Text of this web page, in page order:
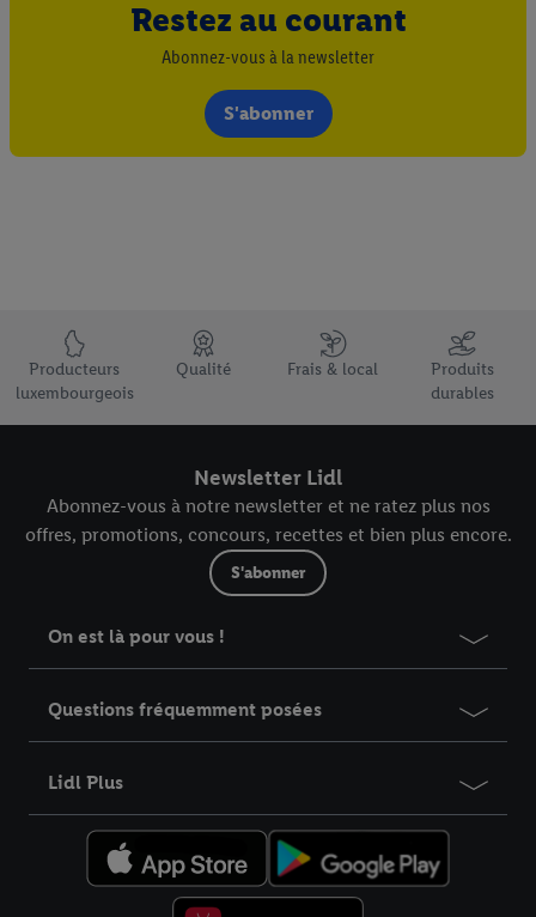
Restez au courant
Abonnez-vous à la newsletter
S'abonner
Élément du pied de page avec les USPs de Lidl Luxembourg
Producteurs
luxembourgeois
Qualité Frais & local
Produits
durables
Newsletter Lidl
Abonnez-vous à notre newsletter et ne ratez plus nos
offres, promotions, concours, recettes et bien plus encore.
S'abonner
On est là pour vous !
Questions fréquemment posées
Lidl Plus